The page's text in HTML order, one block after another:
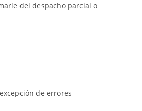
del despacho parcial o
de errores